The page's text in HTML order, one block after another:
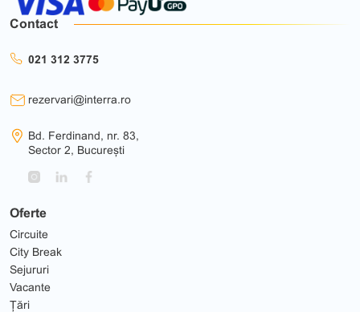
Oferte
Circuite
City Break
Sejururi
Vacante
Țări
Contact
021 312 3775
rezervari@interra.ro
Bd. Ferdinand, nr. 83,
Sector 2, București